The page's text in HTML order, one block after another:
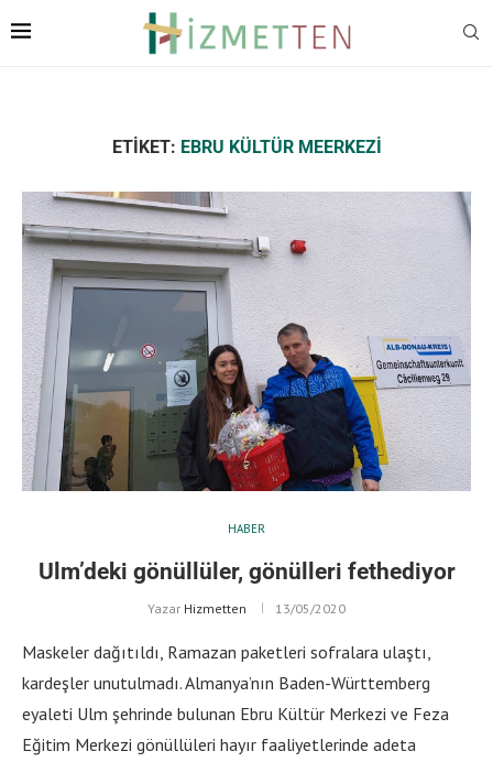
ETIKET: EBRU KÜLTÜR MEERKEZI
HABER
Ulm’deki gönüllüler, gönülleri fethediyor
Yazar Hizmetten 13/05/2020
Maskeler dağıtıldı, Ramazan paketleri sofralara ulaştı,
kardeşler unutulmadı. Almanya’nın Baden-Württemberg
eyaleti Ulm şehrinde bulunan Ebru Kültür Merkezi ve Feza
Eğitim Merkezi gönüllüleri hayır faaliyetlerinde adeta